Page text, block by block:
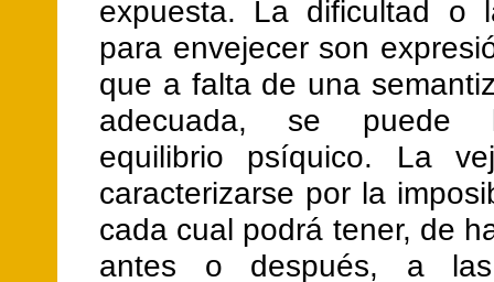
expuesta. La dificultad o
para envejecer son
que a falta de una
adecuada, se puede
equilibrio psíquico. La
caracterizarse por la
cada cual podrá tener, de
antes o después, a las